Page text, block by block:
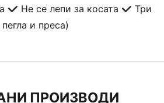
Не се лепи за косата
Три
и преса)
ПРОИЗВОДИ